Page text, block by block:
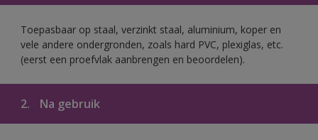
Toepasbaar op staal, verzinkt staal, aluminium, koper en
vele andere ondergronden, zoals hard PVC, plexiglas, etc.
(eerst een proefvlak aanbrengen en beoordelen).
2. Na gebruik